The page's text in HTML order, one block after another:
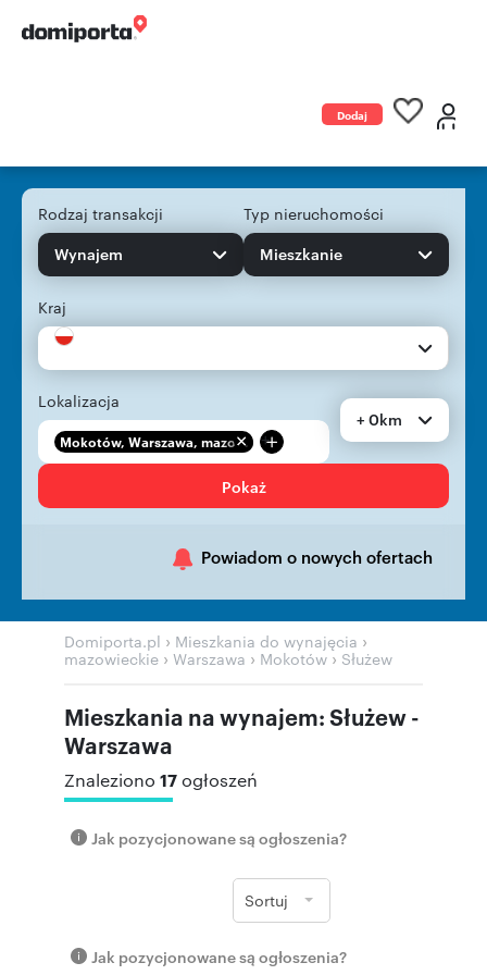
Dodaj
Rodzaj transakcji
Wynajem
Typ nieruchomości
Mieszkanie
Kraj
Lokalizacja
Mokotów, Warszawa, mazo... +
+ 0km
Pokaż
Powiadom o nowych ofertach
Domiporta.pl › Mieszkania do wynajęcia ›
mazowieckie › Warszawa › Mokotów › Służew
Mieszkania na wynajem: Służew -
Warszawa
Znaleziono 17ogłoszeń
Jak pozycjonowane są ogłoszenia?
Sortuj
Jak pozycjonowane są ogłoszenia?